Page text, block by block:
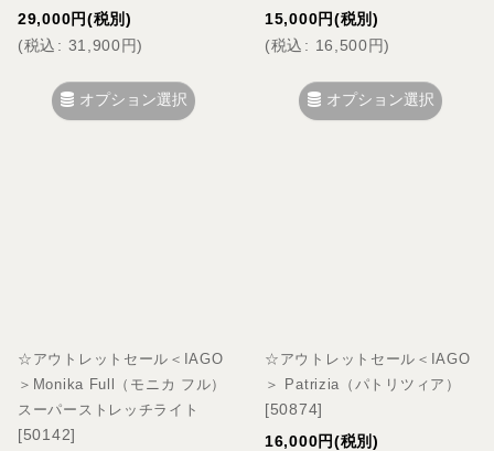
29,000円(税別)
(税込 : 31,900円)
オプション選択
15,000円(税別)
(税込 : 16,500円)
オプション選択
☆アウトレットセール＜IAGO
＞Monika Full（モニカ フル）
スーパーストレッチライト
[50142]
☆アウトレットセール＜IAGO
＞ Patrizia（パトリツィア）
[50874]
16,000円(税別)